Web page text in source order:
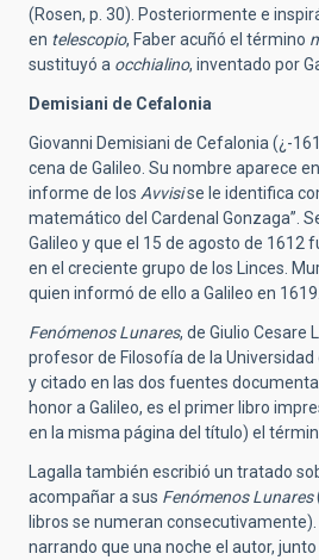
(Rosen, p. 30). Posteriormente e
en telescopio, Faber acuñó el término
sustituyó a occhialino, inventado por
Demisiani de Cefalonia
Giovanni Demisiani de Cefalonia (¿-
cena de Galileo. Su nombre aparece
informe de los Avvisise le identifica
matemático del Cardenal Gonzaga”.
Galileo y que el 15 de agosto de 1612
en el creciente grupo de los Linces.
quien informó de ello a Galileo en 1619.
Fenómenos Lunares, de Giulio Cesare
profesor de Filosofía de la
y citado en las dos fuentes
honor a Galileo, es el primer libro
en la misma página del título) el
Lagalla también escribió un tratado
acompañar a sus Fenómenos Lunares
libros se numeran
narrando que una noche el autor,